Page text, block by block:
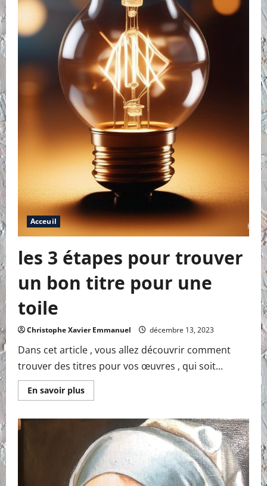
Acceuil
les 3 étapes pour trouver
un bon titre pour une
toile
Christophe Xavier Emmanuel décembre 13, 2023
Dans cet article , vous allez découvrir comment
trouver des titres pour vos œuvres , qui soit...
En savoir plusEn
savoir
étapes
pour
trouver
un
bon
titre